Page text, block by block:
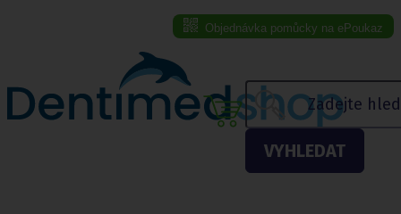
Objednávka pomůcky na ePoukaz
VYHLEDAT